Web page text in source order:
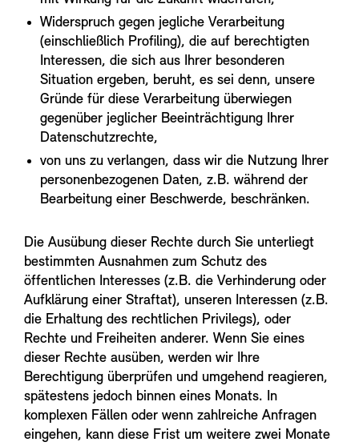
Widerspruch gegen jegliche Verarbeitung
(einschließlich Profiling), die auf berechtigten
Interessen, die sich aus Ihrer besonderen
Situation ergeben, beruht, es sei denn, unsere
Gründe für diese Verarbeitung überwiegen
gegenüber jeglicher Beeinträchtigung Ihrer
Datenschutzrechte,
von uns zu verlangen, dass wir die Nutzung Ihrer
personenbezogenen Daten, z.B. während der
Bearbeitung einer Beschwerde, beschränken.
Die Ausübung dieser Rechte durch Sie unterliegt
bestimmten Ausnahmen zum Schutz des
öffentlichen Interesses (z.B. die Verhinderung oder
Aufklärung einer Straftat), unseren Interessen (z.B.
die Erhaltung des rechtlichen Privilegs), oder
Rechte und Freiheiten anderer. Wenn Sie eines
dieser Rechte ausüben, werden wir Ihre
Berechtigung überprüfen und umgehend reagieren,
spätestens jedoch binnen eines Monats. In
komplexen Fällen oder wenn zahlreiche Anfragen
eingehen, kann diese Frist um weitere zwei Monate